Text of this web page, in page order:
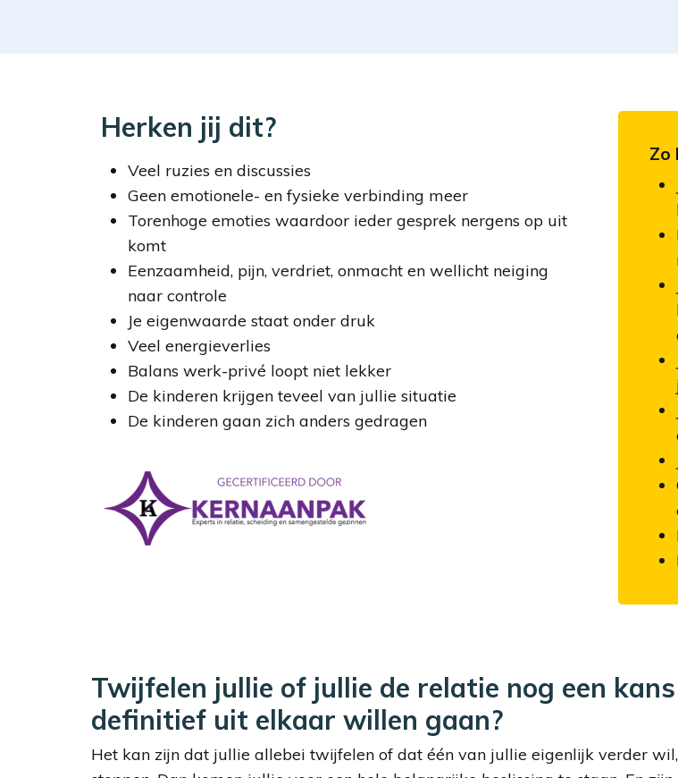
Herken jij dit?
Veel ruzies en discussies
Geen emotionele- en fysieke verbinding meer
Torenhoge emoties waardoor ieder gesprek nergens op uit
komt
Eenzaamheid, pijn, verdriet, onmacht en wellicht neiging
naar controle
Je eigenwaarde staat onder druk
Veel energieverlies
Balans werk-privé loopt niet lekker
De kinderen krijgen teveel van jullie situatie
De kinderen gaan zich anders gedragen
Zo
Twijfelen jullie of jullie de relatie nog een
definitief uit elkaar willen gaan?
Het kan zijn dat jullie allebei twijfelen of dat één van jullie eigenlijk verder